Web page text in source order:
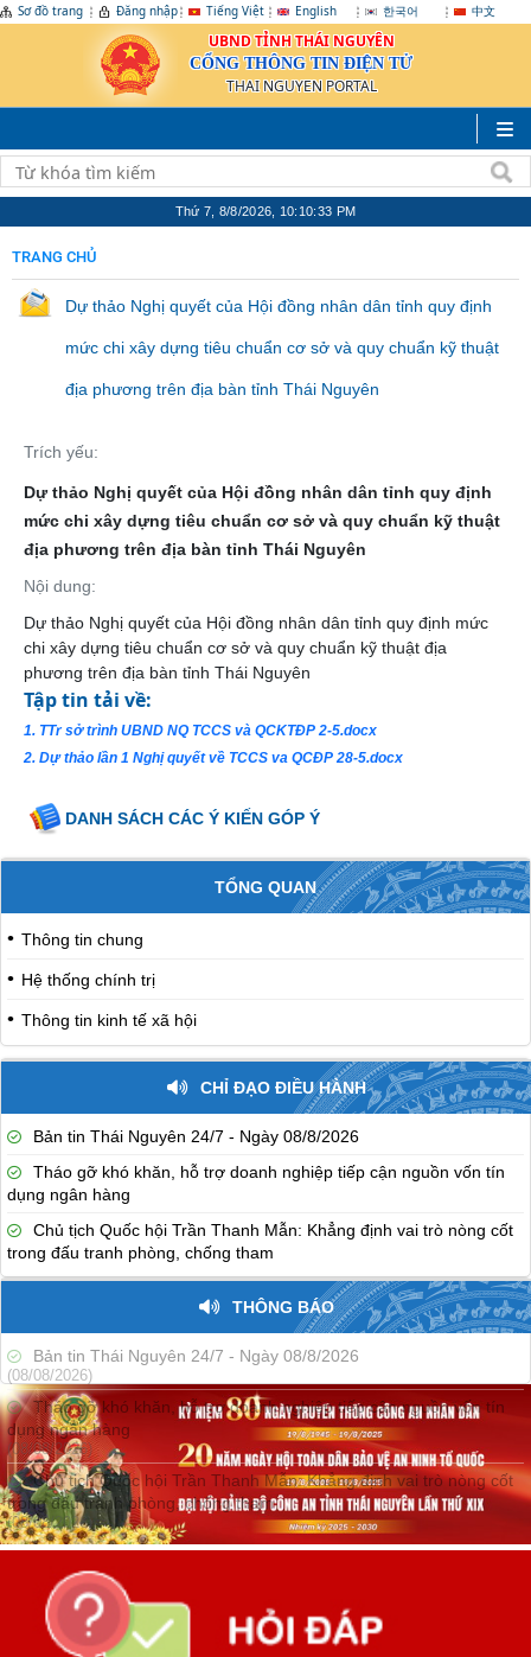
Sơ đồ trang Đăng nhập Tiếng Việt English 한국어 中文
UBND TỈNH THÁI NGUYÊN
CỔNG THÔNG TIN ĐIỆN TỬ
THAI NGUYEN PORTAL
Thứ 7, 8/8/2026, 10:10:33 PM
TRANG CHỦ
Dự thảo Nghị quyết của Hội đồng nhân dân tỉnh quy định
mức chi xây dựng tiêu chuẩn cơ sở và quy chuẩn kỹ thuật
địa phương trên địa bàn tỉnh Thái Nguyên
Trích yếu:
Dự thảo Nghị quyết của Hội đồng nhân dân tỉnh quy định
mức chi xây dựng tiêu chuẩn cơ sở và quy chuẩn kỹ thuật
địa phương trên địa bàn tỉnh Thái Nguyên
Nội dung:
Dự thảo Nghị quyết của Hội đồng nhân dân tỉnh quy định mức
chi xây dựng tiêu chuẩn cơ sở và quy chuẩn kỹ thuật địa
phương trên địa bàn tỉnh Thái Nguyên
Tập tin tải về:
1. TTr sở trình UBND NQ TCCS và QCKTĐP 2-5.docx
2. Dự thảo lần 1 Nghị quyết về TCCS va QCĐP 28-5.docx
DANH SÁCH CÁC Ý KIẾN GÓP Ý
TỔNG QUAN
Thông tin chung
Hệ thống chính trị
Thông tin kinh tế xã hội
CHỈ ĐẠO ĐIỀU HÀNH
Bản tin Thái Nguyên 24/7 - Ngày 08/8/2026
Tháo gỡ khó khăn, hỗ trợ doanh nghiệp tiếp cận nguồn vốn tín
dụng ngân hàng
Chủ tịch Quốc hội Trần Thanh Mẫn: Khẳng định vai trò nòng cốt
trong đấu tranh phòng, chống tham
THÔNG BÁO
Bản tin Thái Nguyên 24/7 - Ngày 08/8/2026
(08/08/2026)
Tháo gỡ khó khăn, hỗ trợ doanh nghiệp tiếp cận nguồn vốn tín
dụng ngân hàng
(08/08/2026)
Chủ tịch Quốc hội Trần Thanh Mẫn: Khẳng định vai trò nòng cốt
trong đấu tranh phòng, chống tham
(08/08/2026)